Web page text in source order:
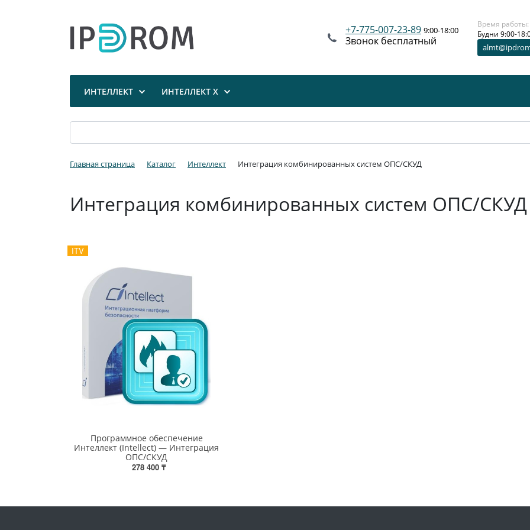
+7-775-007-23-89 9:00-18:00
Звонок бесплатный
Время работы:
Будни 9:00-
ИНТЕЛЛЕКТ ИНТЕЛЛЕКТ X
Главная страница Каталог Интеллект Интеграция комбинированных систем ОПС/СКУД
Интеграция комбинированных систем ОПС/СКУД
ITV
Программное обеспечение
Интеллект (Intellect) — Интеграция
ОПС/СКУД
278 400 ₸